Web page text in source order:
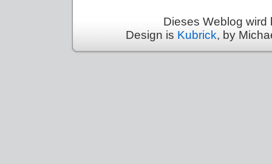
Dieses Weblog
Design is Kubrick, by